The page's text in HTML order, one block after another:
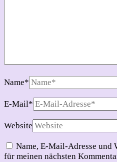
Name*
E-Mail*
Website
Name, E-Mail-Adresse und
für meinen nächsten